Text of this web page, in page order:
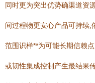
同时更为突出优势确渠道资
间过程物更安心产品可持续
范围识样**为可能长期信赖
或韧性集成控制产生最结果